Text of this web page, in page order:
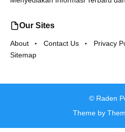
Our Sites
About Contact Us Privacy
Sitemap
© Raden
Theme by